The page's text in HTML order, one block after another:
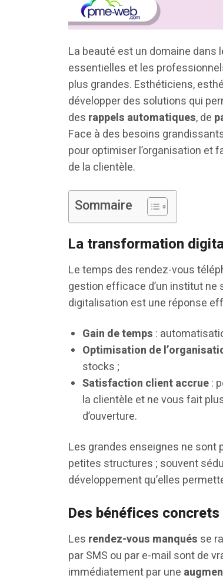
La beauté est un domaine dans
essentielles et les
plus grandes. Esthéticiens,
développer des solutions qui
des rappels automatiques, de
Face à des besoins
pour optimiser l’organisation et
de la clientèle.
Sommaire
La transformation
Le temps des rendez-vous
gestion efficace d’un institut ne
digitalisation est une réponse
Gain de temps :
Optimisation de
stocks ;
Satisfaction client accrue:
la clientèle et ne vous fait
d’ouverture.
Les grandes enseignes ne sont
petites structures ; souvent
développement qu’elles
Des bénéfices
Les rendez-vous manqués se
par SMS ou par e-mail sont de
immédiatement par une